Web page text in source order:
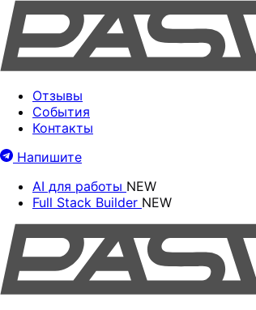
Отзывы
События
Контакты
Напишите
AI для работы NEW
Full Stack Builder NEW